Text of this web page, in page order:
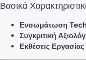
Βασικά
Ενσωμάτωση
Συγκριτική
Εκθέσεις